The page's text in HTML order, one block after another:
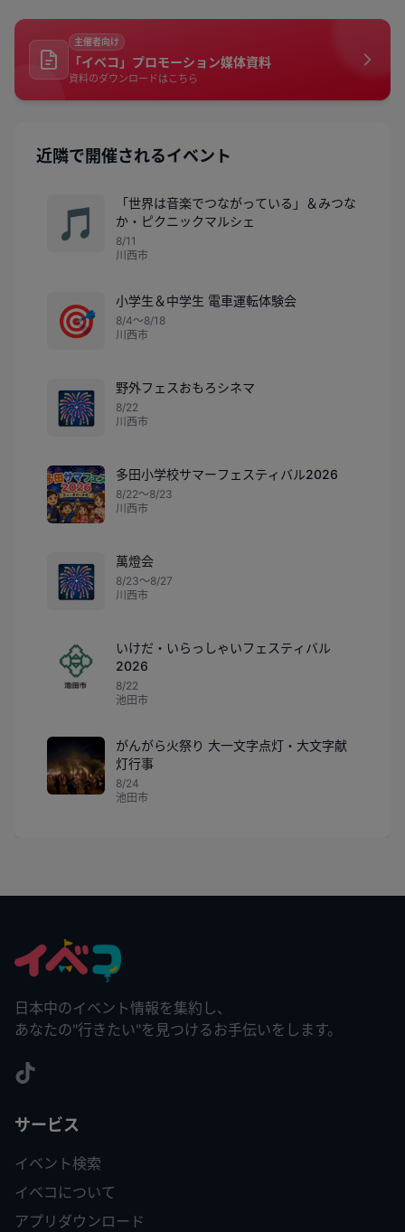
主催者向け
「イベコ」プロモーション媒体資料
資料のダウンロードはこちら
近隣で開催されるイベント
🎵
「世界は音楽でつながっている」＆みつな
か・ピクニックマルシェ
8/11
川西市
🎯
小学生＆中学生 電車運転体験会
8/4〜8/18
川西市
🎆
野外フェスおもろシネマ
8/22
川西市
多田小学校サマーフェスティバル2026
8/22〜8/23
川西市
🎆
萬燈会
8/23〜8/27
川西市
いけだ・いらっしゃいフェスティバル
2026
8/22
池田市
がんがら火祭り 大一文字点灯・大文字献
灯行事
8/24
池田市
日本中のイベント情報を集約し、
あなたの"行きたい"を見つけるお手伝いをします。
サービス
イベント検索
イベコについて
アプリダウンロード